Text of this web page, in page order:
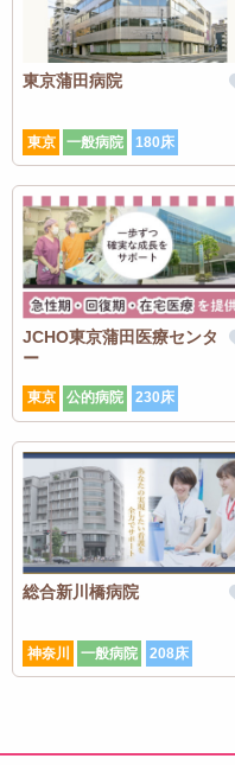
東京蒲田病院
東京 一般病院 180床
JCHO東京蒲田医療センタ
ー
東京 公的病院 230床
総合新川橋病院
神奈川 一般病院 208床